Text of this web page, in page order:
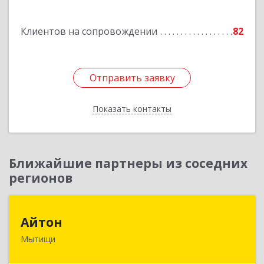
Клиентов на сопровождении 82
Отправить заявку
Показать контакты
Подробнее
Отправить заявку
Назад
Ближайшие партнеры из соседних
регионов
Айтон
Мытищи